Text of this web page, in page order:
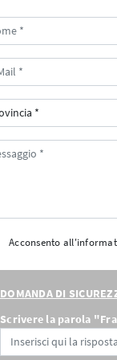
Acconsento
DOMANDA DI
Scrivere la parola